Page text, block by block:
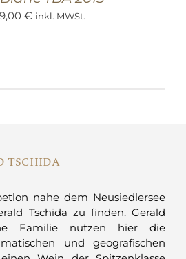
€ inkl. MWSt.
TSCHIDA
nahe dem Neusiedlersee
Tschida zu finden. Gerald
Familie nutzen hier die
und geografischen